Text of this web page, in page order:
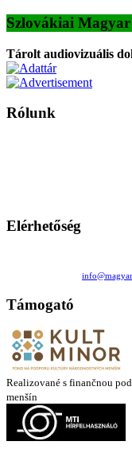
Szlovákiai
Tárolt audiovizuális
Rólunk
Elérhetőség
Támogató
Realizované s finančnou
menšín